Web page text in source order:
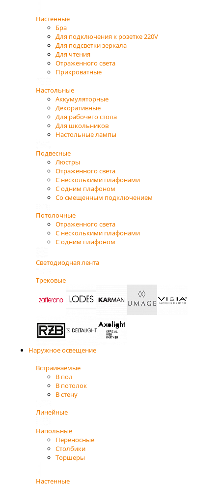
Настенные
Бра
Для подключения к розетке 220V
Для подсветки зеркала
Для чтения
Отраженного света
Прикроватные
Настольные
Аккумуляторные
Декоративные
Для рабочего стола
Для школьников
Настольные лампы
Подвесные
Люстры
Отраженного света
С несколькими плафонами
С одним плафоном
Со смещенным подключением
Потолочные
Отраженного света
С несколькими плафонами
С одним плафоном
Светодиодная лента
Трековые
Наружное освещение
Встраиваемые
В пол
В потолок
В стену
Линейные
Напольные
Переносные
Столбики
Торшеры
Настенные